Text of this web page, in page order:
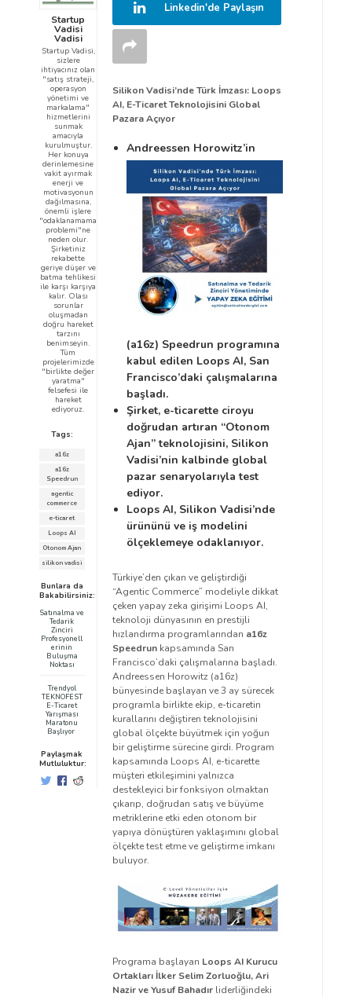
Startup
Vadisi
Vadisi
Startup Vadisi,
sizlere
ihtiyacınız olan
"satış strateji,
operasyon
yönetimi ve
markalama"
hizmetlerini
sunmak
amacıyla
kurulmuştur.
Her konuya
derinlemesine
vakit ayırmak
enerji ve
motivasyonun
dağılmasına,
önemli işlere
"odaklanamama
problemi"ne
neden olur.
Şirketiniz
rekabette
geriye düşer ve
batma tehlikesi
ile karşı karşıya
kalır. Olası
sorunlar
oluşmadan
doğru hareket
tarzını
benimseyin.
Tüm
projelerimizde
"birlikte değer
yaratma"
felsefesi ile
hareket
ediyoruz.
Tags:
a16z
a16z
Speedrun
agentic
commerce
e-ticaret
Loops AI
Otonom Ajan
silikon vadisi
Bunlara da
Bakabilirsiniz:
Satınalma ve
Tedarik
Zinciri
Profesyonell
erinin
Buluşma
Noktası
Trendyol
TEKNOFEST
E-Ticaret
Yarışması
Maratonu
Başlıyor
Paylaşmak
Mutluluktur:
Linkedin'de Paylaşın
Silikon Vadisi’nde Türk İmzası: Loops
AI, E-Ticaret Teknolojisini Global
Pazara Açıyor
Andreessen Horowitz’in
(a16z) Speedrun programına
kabul edilen Loops AI, San
Francisco’daki çalışmalarına
başladı.
Şirket, e-ticarette ciroyu
doğrudan artıran “Otonom
Ajan” teknolojisini, Silikon
Vadisi’nin kalbinde global
pazar senaryolarıyla test
ediyor.
Loops AI, Silikon Vadisi’nde
ürününü ve iş modelini
ölçeklemeye odaklanıyor.
Türkiye’den çıkan ve geliştirdiği
“Agentic Commerce” modeliyle dikkat
çeken yapay zeka girişimi Loops AI,
teknoloji dünyasının en prestijli
hızlandırma programlarından a16z
Speedrun kapsamında San
Francisco’daki çalışmalarına başladı.
Andreessen Horowitz (a16z)
bünyesinde başlayan ve 3 ay sürecek
programla birlikte ekip, e-ticaretin
kurallarını değiştiren teknolojisini
global ölçekte büyütmek için yoğun
bir geliştirme sürecine girdi. Program
kapsamında Loops AI, e-ticarette
müşteri etkileşimini yalnızca
destekleyici bir fonksiyon olmaktan
çıkarıp, doğrudan satış ve büyüme
metriklerine etki eden otonom bir
yapıya dönüştüren yaklaşımını global
ölçekte test etme ve geliştirme imkanı
buluyor.
Programa başlayan Loops AI Kurucu
Ortakları İlker Selim Zorluoğlu, Ari
Nazir ve Yusuf Bahadır liderliğindeki